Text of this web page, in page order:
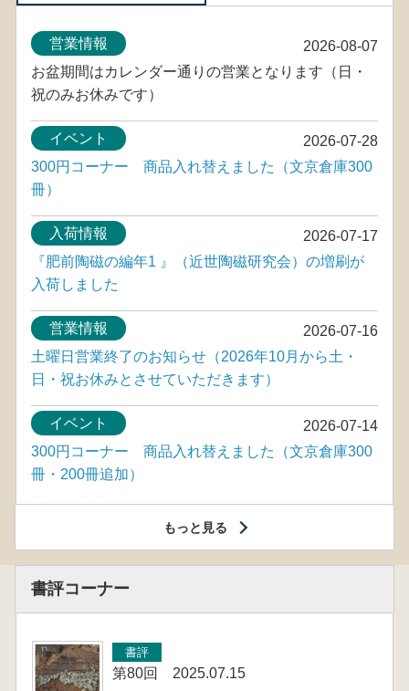
2026-08-07
営業情報
お盆期間はカレンダー通りの営業となります（日・
祝のみお休みです）
2026-07-28
イベント
300円コーナー 商品入れ替えました（文京倉庫300
冊）
2026-07-17
入荷情報
『肥前陶磁の編年1 』（近世陶磁研究会）の増刷が
入荷しました
2026-07-16
営業情報
土曜日営業終了のお知らせ（2026年10月から土・
日・祝お休みとさせていただきます）
2026-07-14
イベント
300円コーナー 商品入れ替えました（文京倉庫300
冊・200冊追加）
もっと見る
書評コーナー
書評
第80回 2025.07.15